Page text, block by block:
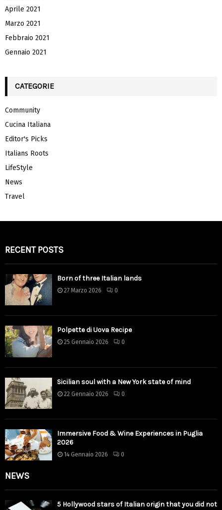
Aprile 2021
Marzo 2021
Febbraio 2021
Gennaio 2021
CATEGORIE
Community
Cucina Italiana
Editor's Picks
Italians Roots
LifeStyle
News
Travel
RECENT POSTS
Born of three Italian lands
27 Marzo 2026 0
Polpette di Uova Recipe
25 Gennaio 2026 0
Sicilian soul with a New York state of mind
22 Gennaio 2026 0
Immersive Food & Wine Experiences in Puglia
2026
14 Gennaio 2026 0
NEWS
5 Hollywood stars of Italian origin that you did not